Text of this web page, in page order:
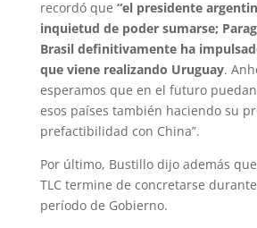
recordó que “el presidente
inquietud de poder sumarse;
Brasil definitivamente ha
que viene realizando Uruguay.
esperamos que en el futuro
esos países también haciendo su
prefactibilidad con China”.
Por último, Bustillo dijo además
TLC termine de concretarse
período de Gobierno.